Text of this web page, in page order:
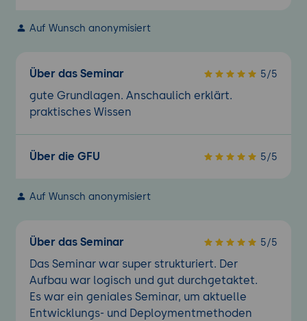
Auf Wunsch anonymisiert
Über das Seminar 5/5
gute Grundlagen. Anschaulich erklärt.
praktisches Wissen
Über die GFU 5/5
Auf Wunsch anonymisiert
Über das Seminar 5/5
Das Seminar war super strukturiert. Der
Aufbau war logisch und gut durchgetaktet.
Es war ein geniales Seminar, um aktuelle
Entwicklungs- und Deploymentmethoden